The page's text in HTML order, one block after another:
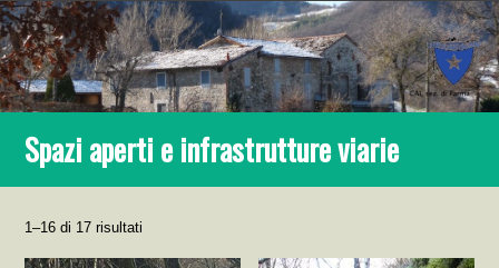
Spazi aperti e infrastrutture viarie
1–16 di 17 risultati